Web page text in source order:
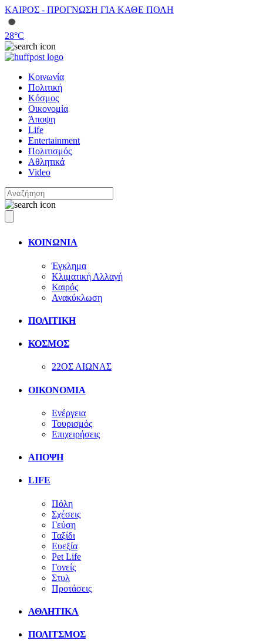
ΚΑΙΡΟΣ - ΠΡΟΓΝΩΣΗ ΓΙΑ ΚΑΘΕ ΠΟΛΗ
28°C
Κοινωνία
Πολιτική
Κόσμος
Οικονομία
Άποψη
Life
Entertainment
Πολιτισμός
Αθλητικά
Video
ΚΟΙΝΩΝΙΑ
Έγκλημα
Κλιματική Αλλαγή
Καιρός
Ανακύκλωση
ΠΟΛΙΤΙΚΗ
ΚΟΣΜΟΣ
22ΟΣ ΑΙΩΝΑΣ
ΟΙΚΟΝΟΜΙΑ
Ενέργεια
Τουρισμός
Επιχειρήσεις
ΑΠΟΨΗ
LIFE
Πόλη
Σχέσεις
Γεύση
Ταξίδι
Ευεξία
Pet Life
Γονείς
Στυλ
Προτάσεις
ΑΘΛΗΤΙΚΑ
ΠΟΛΙΤΣΜΟΣ